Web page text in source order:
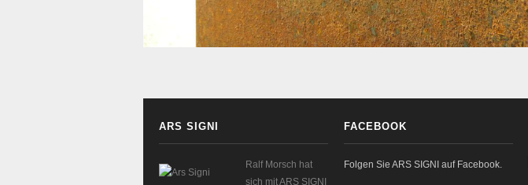
ARS SIGNI
Ralf Morsch hat
sich mit ARS SIGNI
FACEBOOK
Folgen Sie ARS SIGNI auf Facebook.